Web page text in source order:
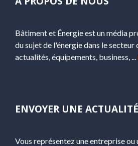
Bâtiment et Énergie est un média
du sujet de l'énergie dans le
actualités, équipements, business, ...
ENVOYER UNE ACTUALITÉ
Vous représentez une entreprise ou